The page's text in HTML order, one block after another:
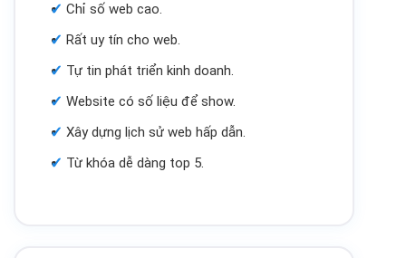
Chỉ số web cao.
Rất uy tín cho web.
Tự tin phát triển kinh doanh.
Website có số liệu để show.
Xây dựng lịch sử web hấp dẫn.
Từ khóa dễ dàng top 5.